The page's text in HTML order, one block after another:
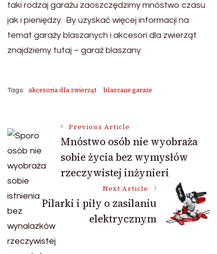
taki rodzaj garażu zaoszczędzimy mnóstwo czasu
jak i pieniędzy. By uzyskać więcej informacji na
temat garaży blaszanych i akcesori dla zwierząt
znajdziemy tutaj – garaż blaszany
Tags: akcesoria dla zwierząt blaszane garaże
Post
Navigation
Previous Article
Mnóstwo osób nie wyobraża
sobie życia bez wymysłów
rzeczywistej inżynieri
Next Article
Pilarki i piły o zasilaniu
elektrycznym